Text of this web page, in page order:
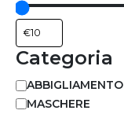
Categoria
ABBIGLIAMENTO
MASCHERE